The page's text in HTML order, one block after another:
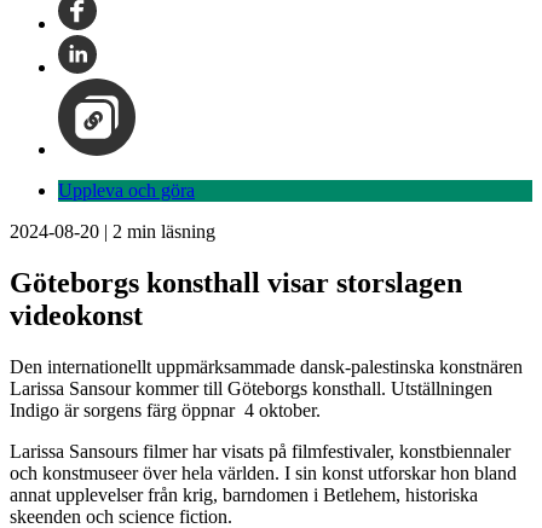
Uppleva och göra
2024-08-20 | 2 min läsning
Göteborgs konsthall visar storslagen
videokonst
Den internationellt uppmärksammade dansk-palestinska konstnären
Larissa Sansour kommer till Göteborgs konsthall. Utställningen
Indigo är sorgens färg öppnar 4 oktober.
Larissa Sansours filmer har visats på filmfestivaler, konstbiennaler
och konstmuseer över hela världen. I sin konst utforskar hon bland
annat upplevelser från krig, barndomen i Betlehem, historiska
skeenden och science fiction.